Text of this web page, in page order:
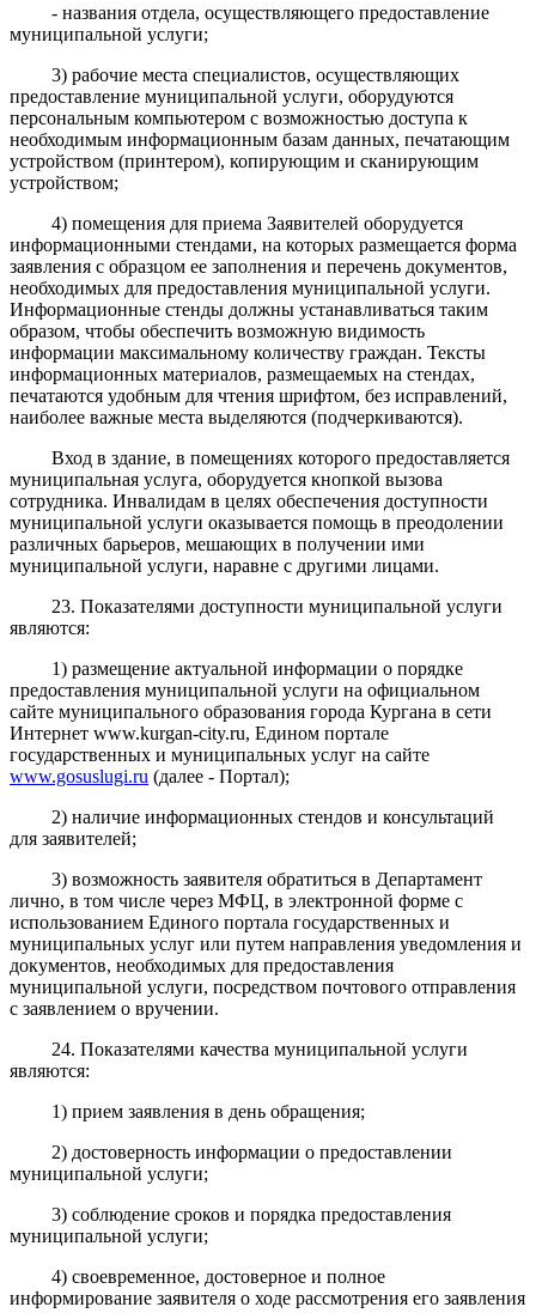
- названия отдела, осуществляющего предоставление
муниципальной услуги;
3) рабочие места специалистов, осуществляющих
предоставление муниципальной услуги, оборудуются
персональным компьютером с возможностью доступа к
необходимым информационным базам данных, печатающим
устройством (принтером), копирующим и сканирующим
устройством;
4) помещения для приема Заявителей оборудуется
информационными стендами, на которых размещается форма
заявления с образцом ее заполнения и перечень документов,
необходимых для предоставления муниципальной услуги.
Информационные стенды должны устанавливаться таким
образом, чтобы обеспечить возможную видимость
информации максимальному количеству граждан. Тексты
информационных материалов, размещаемых на стендах,
печатаются удобным для чтения шрифтом, без исправлений,
наиболее важные места выделяются (подчеркиваются).
Вход в здание, в помещениях которого предоставляется
муниципальная услуга, оборудуется кнопкой вызова
сотрудника. Инвалидам в целях обеспечения доступности
муниципальной услуги оказывается помощь в преодолении
различных барьеров, мешающих в получении ими
муниципальной услуги, наравне с другими лицами.
23. Показателями доступности муниципальной услуги
являются:
1) размещение актуальной информации о порядке
предоставления муниципальной услуги на официальном
сайте муниципального образования города Кургана в сети
Интернет www.kurgan-city.ru, Едином портале
государственных и муниципальных услуг на сайте
www.gosuslugi.ru (далее - Портал);
2) наличие информационных стендов и консультаций
для заявителей;
3) возможность заявителя обратиться в Департамент
лично, в том числе через МФЦ, в электронной форме с
использованием Единого портала государственных и
муниципальных услуг или путем направления уведомления и
документов, необходимых для предоставления
муниципальной услуги, посредством почтового отправления
с заявлением о вручении.
24. Показателями качества муниципальной услуги
являются:
1) прием заявления в день обращения;
2) достоверность информации о предоставлении
муниципальной услуги;
3) соблюдение сроков и порядка предоставления
муниципальной услуги;
4) своевременное, достоверное и полное
информирование заявителя о ходе рассмотрения его заявления